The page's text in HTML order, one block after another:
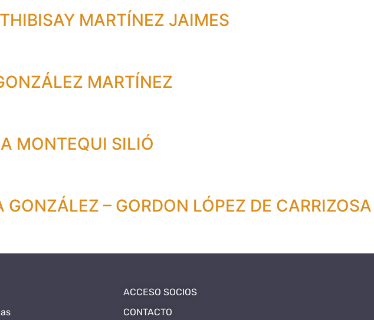
MARTÍNEZ JAIMES
MARTÍNEZ
MONTEQUI SILIÓ
– GORDON LÓPEZ DE CARRIZOSA
ACCESO SOCIOS
CONTACTO